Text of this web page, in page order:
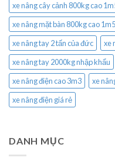
xe nâng cây cảnh 800kg cao
xe nâng mặt bàn 800kg cao 1m5
xe nâng tay 2 tấn của đức
xe
xe nâng tay 2000kg nhập khẩu
xe nâng điện cao 3m3
xe
xe nâng điện giá rẻ
DANH MỤC